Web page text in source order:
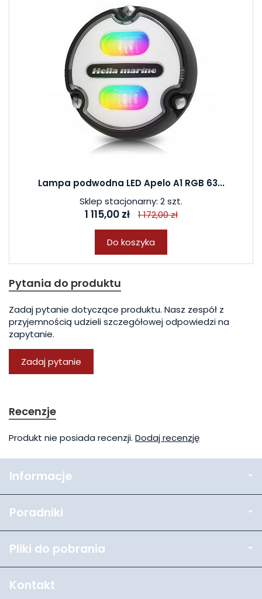
Lampa podwodna LED Apelo A1 RGB 63...
Sklep stacjonarny: 2 szt.
1 115,00 zł 1 172,00 zł
Do koszyka
Pytania do produktu
Zadaj pytanie dotyczące produktu. Nasz zespół z
przyjemnością udzieli szczegółowej odpowiedzi na
zapytanie.
Zadaj pytanie
Recenzje
Produkt nie posiada recenzji. Dodaj recenzję
Informacje
Poradniki
Pliki do pobrania
Kontakt